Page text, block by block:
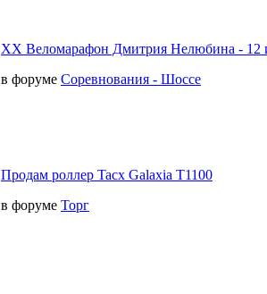
XX Веломарафон Дмитрия Нелюбина - 12
в форуме Соревнования - Шоссе
Продам роллер Tacx Galaxia T1100
в форуме Торг